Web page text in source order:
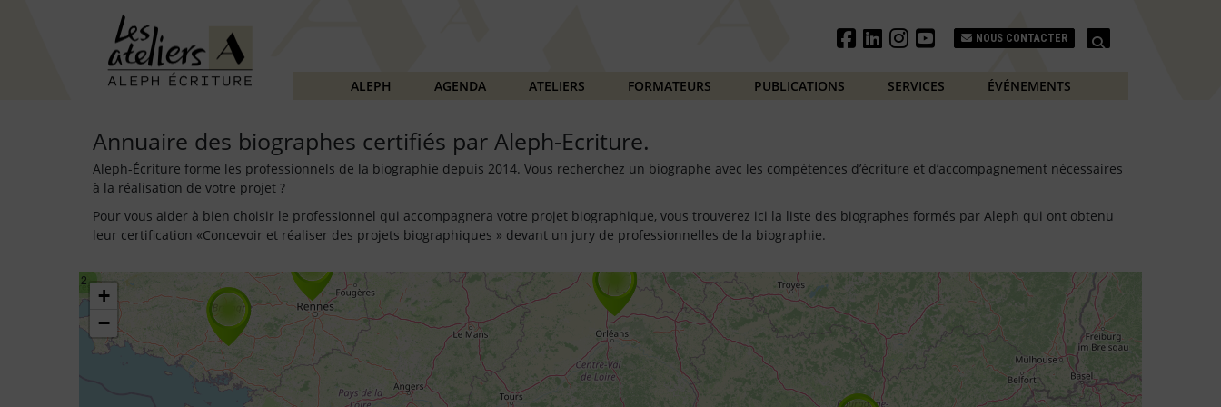
NOUS CONTACTER
ALEPH AGENDA ATELIERS FORMATEURS PUBLICATIONS SERVICES ÉVÉNEMENTS
Annuaire des biographes certifiés par Aleph-Ecriture.
Aleph-Écriture forme les professionnels de la biographie depuis 2014. Vous recherchez un biographe avec les compétences d’écriture et d’accompagnement nécessaires
à la réalisation de votre projet ?
Pour vous aider à bien choisir le professionnel qui accompagnera votre projet biographique, vous trouverez ici la liste des biographes formés par Aleph qui ont obtenu
leur certification «Concevoir et réaliser des projets biographiques » devant un jury de professionnelles de la biographie.
9
2
+
−